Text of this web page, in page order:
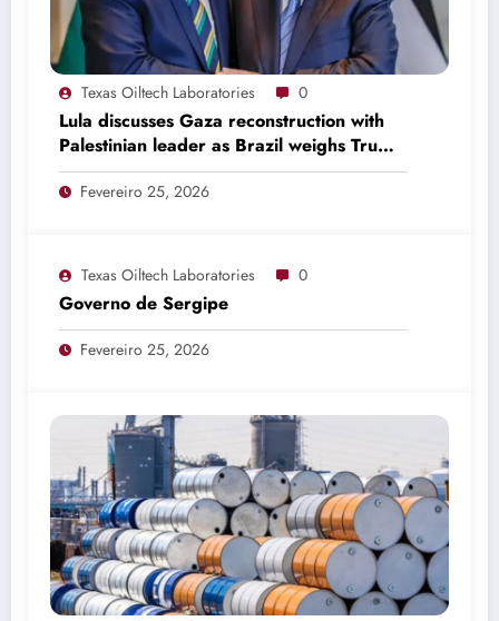
Texas Oiltech Laboratories 0
Lula discusses Gaza reconstruction with
Palestinian leader as Brazil weighs Trump
invitation
Fevereiro 25, 2026
Texas Oiltech Laboratories 0
Governo de Sergipe
Fevereiro 25, 2026